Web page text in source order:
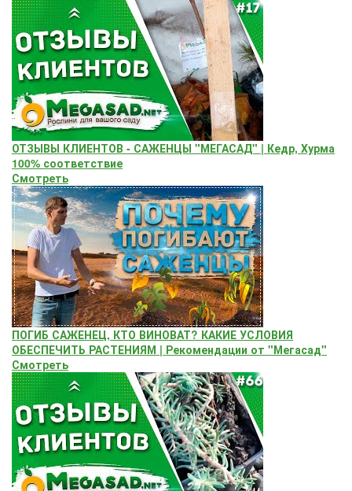
ОТЗЫВЫ КЛИЕНТОВ - САЖЕНЦЫ "МЕГАСАД" | Кедр, Хурма
100% соответствие
Смотреть
ПОГИБ САЖЕНЕЦ, КТО ВИНОВАТ? КАКИЕ УСЛОВИЯ
ОБЕСПЕЧИТЬ РАСТЕНИЯМ | Рекомендации от "Мегасад"
Смотреть